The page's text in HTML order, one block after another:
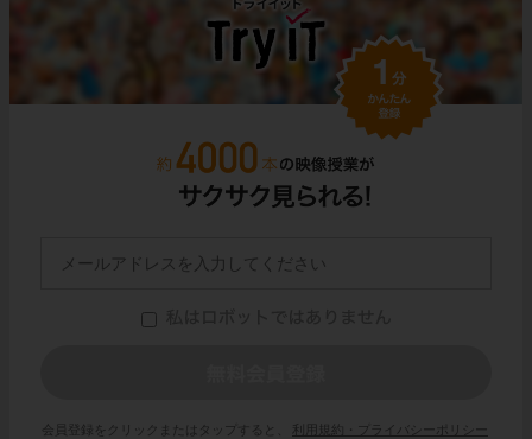
会員登録をクリックまたはタップすると、
利用規約・プライバシーポリシー